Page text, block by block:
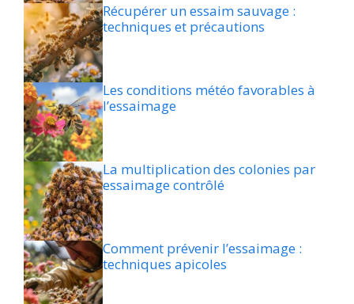
Récupérer un essaim sauvage :
techniques et précautions
Les conditions météo favorables à
l’essaimage
La multiplication des colonies par
essaimage contrôlé
Comment prévenir l’essaimage :
techniques apicoles